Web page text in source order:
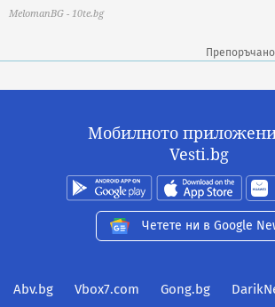
MelomanBG - 10te.bg
Препоръчано
Мобилното
Vesti.bg
Четете ни в Google
Abv.bg Vbox7.com Gong.bg